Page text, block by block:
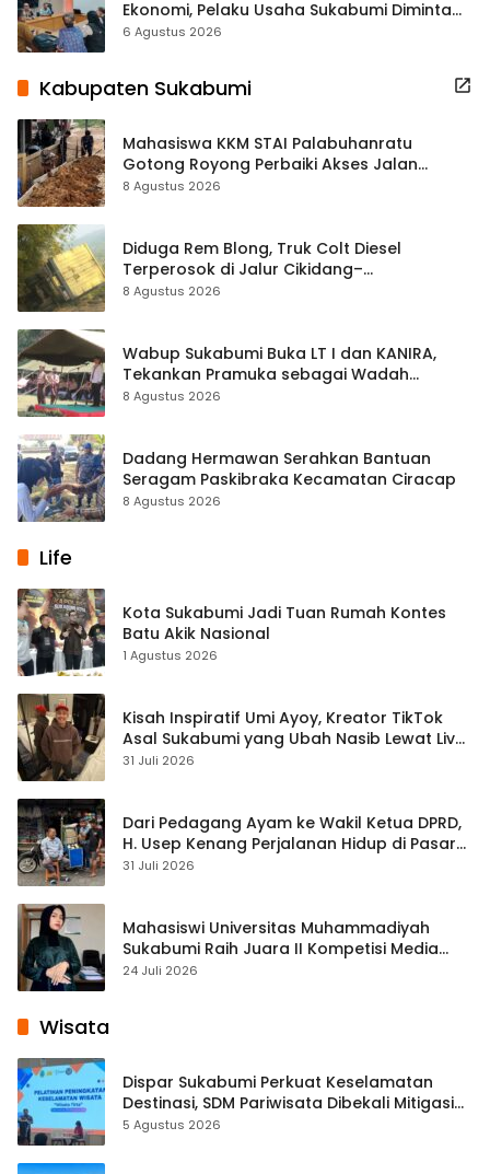
Ekonomi, Pelaku Usaha Sukabumi Diminta
Terbuka Beri Data
6 Agustus 2026
Kabupaten Sukabumi
Mahasiswa KKM STAI Palabuhanratu
Gotong Royong Perbaiki Akses Jalan
Majelis Ta’lim di Sagaranten
8 Agustus 2026
Diduga Rem Blong, Truk Colt Diesel
Terperosok di Jalur Cikidang–
Palabuhanratu
8 Agustus 2026
Wabup Sukabumi Buka LT I dan KANIRA,
Tekankan Pramuka sebagai Wadah
Pembentukan Karakter
8 Agustus 2026
Dadang Hermawan Serahkan Bantuan
Seragam Paskibraka Kecamatan Ciracap
8 Agustus 2026
Life
Kota Sukabumi Jadi Tuan Rumah Kontes
Batu Akik Nasional
1 Agustus 2026
Kisah Inspiratif Umi Ayoy, Kreator TikTok
Asal Sukabumi yang Ubah Nasib Lewat Live
Streaming
31 Juli 2026
Dari Pedagang Ayam ke Wakil Ketua DPRD,
H. Usep Kenang Perjalanan Hidup di Pasar
Cisaat
31 Juli 2026
Mahasiswi Universitas Muhammadiyah
Sukabumi Raih Juara II Kompetisi Media
Pembelajaran Digital Tingkat Internasional
24 Juli 2026
Wisata
Dispar Sukabumi Perkuat Keselamatan
Destinasi, SDM Pariwisata Dibekali Mitigasi
hingga Teknik Evakuasi
5 Agustus 2026